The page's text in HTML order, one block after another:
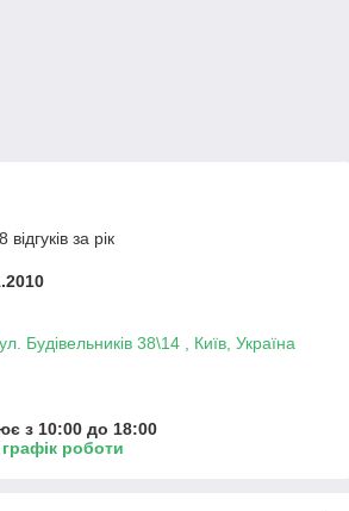
за рік
Будівельників 38\14 , Київ, Україна
з 10:00 до 18:00
роботи